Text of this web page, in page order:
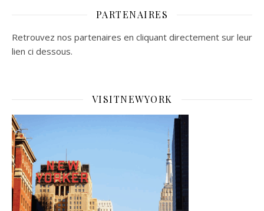
PARTENAIRES
Retrouvez nos partenaires en cliquant directement sur leur
lien ci dessous.
VISITNEWYORK